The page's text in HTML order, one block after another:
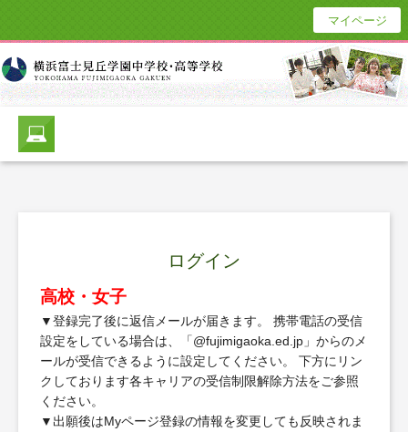
マイページ
ログイン
高校・女子
▼登録完了後に返信メールが届きます。 携帯電話の受信
設定をしている場合は、「@fujimigaoka.ed.jp」からのメ
ールが受信できるように設定してください。 下方にリン
クしております各キャリアの受信制限解除方法をご参照
ください。
▼出願後はMyページ登録の情報を変更しても反映されま